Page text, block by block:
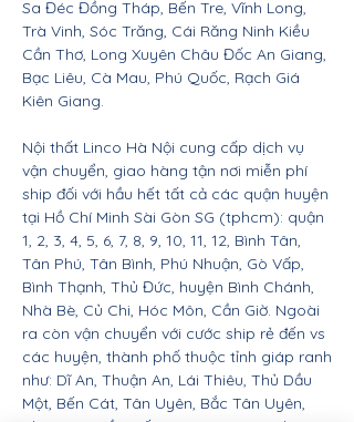
Sa Đéc Đồng Tháp, Bến Tre, Vĩnh Long,
Trà Vinh, Sóc Trăng, Cái Răng Ninh Kiều
Cần Thơ, Long Xuyên Châu Đốc An Giang,
Bạc Liêu, Cà Mau, Phú Quốc, Rạch Giá
Kiên Giang.
Nội thất Linco Hà Nội cung cấp dịch vụ
vận chuyển, giao hàng tận nơi miễn phí
ship đối với hầu hết tất cả các quận huyện
tại Hồ Chí Minh Sài Gòn SG (tphcm): quận
1, 2, 3, 4, 5, 6, 7, 8, 9, 10, 11, 12, Bình Tân,
Tân Phú, Tân Bình, Phú Nhuận, Gò Vấp,
Bình Thạnh, Thủ Đức, huyện Bình Chánh,
Nhà Bè, Củ Chi, Hóc Môn, Cần Giờ. Ngoài
ra còn vận chuyển với cước ship rẻ đến vs
các huyện, thành phố thuộc tỉnh giáp ranh
như: Dĩ An, Thuận An, Lái Thiêu, Thủ Dầu
Một, Bến Cát, Tân Uyên, Bắc Tân Uyên,